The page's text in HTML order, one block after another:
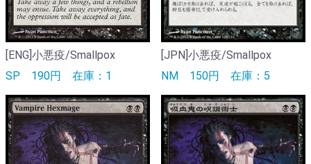
[ENG]小悪疫/Smallpox
SP 190円 在庫：1
[JPN]小悪疫/Smallpox
NM 150円 在庫：5